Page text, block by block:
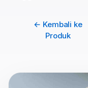
← Kembali ke
Produk